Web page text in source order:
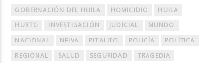
GOBERNACIÓN DEL HUILA
HOMICIDIO
HUILA
HURTO
INVESTIGACIÓN JUDICIAL
MUNDO
NACIONAL
NEIVA PITALITO POLICÍA
POLÍTICA
REGIONAL
SALUD SEGURIDAD
TRAGEDIA